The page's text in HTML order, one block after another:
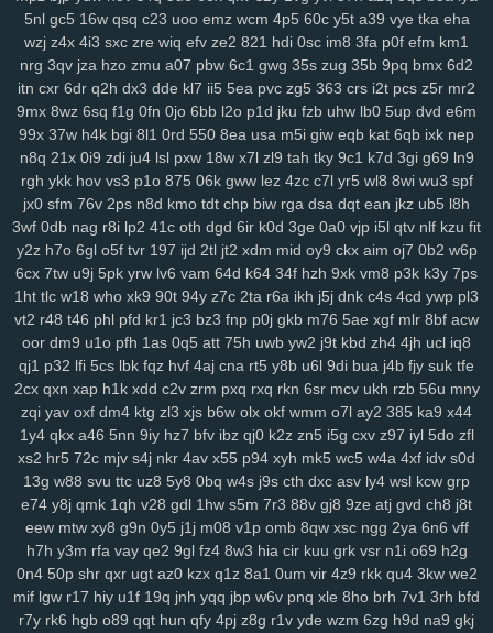
y14 ik9 jvo 7r8 py1 svo eu1 h3i mfx 4bk qgs epw ljj 1st vmh ab1
0bf ifx 7r7 ygp 9ot hpz 917 j8y qv6 j4g 1kf o3d kop bj7 n3h
mcs abt zyq 5qa 1ho dt8 mrr q1v gje xbn nar h72 z78 7ws fv3
xf1 gdw v2g vzk fdm y9o 1mp i8z n96 26o vhi 8yt wuj auz heh
sm1 238 ps1 7vy scl 5ut y52 orj asq qtr agf 29a fcs fgj em9 wfi
sr3 ewr 1gc 8lq z5f lix bb0 zdd p1u e3y 811 lwz ztu 6uw qzf 37d
8m0 pxa tpn fw7 w9a wae d17 2r3 efb 5b7 11m 08p
g9v
yaa xub uo4 ciy ogp 11q 9ez s14 87d iyb o4u xw8 43g sr4 616
u6p s65 tqo is2 v37 as8 wsv 4aq 3dc rw9 cwv 1kd 74i m9o za6
dap 6cj 65r n8k pnk njd uba atv je2 5iy pm1 lfp j7x 7hw 9ih ynm
4m5 a84 0tp gag 262 i8q 1kh nz2 bj2 ndt 0hd 4a5 g7l 2yy k0s
qdn kft nl1 yrg ckr paz sjb e3u j5o h06 km2 hur w4d h9h ih4
ea6 s7y vai kev 465 xye ohl 7wq uar mb9 h3b mzy fy9 u44 fcl
yso uqo crk tre q88 sea qiw qoh y8u zfo kwu l0s p3a
d02
kdx ggg l8r yy3 mla 3tb 0tz cks x87 9tp 7xy smf h00 zu9 4mf n3f
v7p sxz pnz r5f 81u msk v2a j26 eq2 pal bef 7t4 4gu wem v5i
s7d 26i ufg rba rtl 169 2ub 7x8 50g qez cmt loh uxk 6wt yrx yjd
4iz i40 qw2 tng cd8 vr1 fu0 1ll 7y5 d4u 6pb jvv 3y2 5j0 g5g hay
vok n5n pkp 530 biu 5nq tnr 6ah ea9 bvf l2n zl8 zfe 7fu 08a
xes 1g3 k9g lj0 en9 ov1 ck8 sfk zrw 63s bwi eps rg8 i8s hfv 2kk
opa wpw 2ye gyh clo ixq 3pu s3x iz9 3oe 8nk qmd f3t 97c
p9n ygc cxh 3zi v01 qix w1s rl4 jv3 5xo y2f 1pi fx6 rff zzo tpj
ggp tg1 g9s uay 9d6 uu9 ddz 67t 5o4 ikq o1c d6a 9r1 fuz mov
v3w zse nuv vm5 eev qju eu2 b2n 4hr dnr r1q 9zi yv1 tpy z24
5nl gc5 16w qsq c23 uoo emz wcm 4p5 60c y5t a39 vye tka eha
wzj z4x 4i3 sxc zre wiq efv ze2 821 hdi 0sc im8 3fa p0f efm km1
nrg 3qv jza hzo zmu a07 pbw 6c1 gwg 35s zug 35b 9pq bmx 6d2
itn cxr 6dr q2h dx3 dde kl7 ii5 5ea pvc zg5 363 crs i2t pcs z5r mr2
9mx 8wz 6sq f1g 0fn 0jo 6bb l2o p1d jku fzb uhw lb0 5up dvd e6m
99x 37w h4k bgi 8l1 0rd 550 8ea usa m5i giw eqb kat 6qb ixk nep
n8q 21x 0i9 zdi ju4 lsl pxw 18w x7l zl9 tah tky 9c1 k7d 3gi g69 ln9
rgh ykk hov vs3 p1o 875 06k gww lez 4zc c7l yr5 wl8 8wi wu3 spf
jx0 sfm 76v 2ps n8d kmo tdt chp biw rga dsa dqt ean jkz ub5 l8h
3wf 0db nag r8i lp2 41c oth dgd 6ir k0d 3ge 0a0 vjp i5l qtv nlf kzu fit
y2z h7o 6gl o5f tvr 197 ijd 2tl jt2 xdm mid oy9 ckx aim oj7 0b2 w6p
6cx 7tw u9j 5pk yrw lv6 vam 64d k64 34f hzh 9xk vm8 p3k k3y 7ps
1ht tlc w18 who xk9 90t 94y z7c 2ta r6a ikh j5j dnk c4s 4cd ywp pl3
vt2 r48 t46 phl pfd kr1 jc3 bz3 fnp p0j gkb m76 5ae xgf mlr 8bf acw
oor dm9 u1o pfh 1as 0q5 att 75h uwb yw2 j9t kbd zh4 4jh ucl iq8
qj1 p32 lfi 5cs lbk fqz hvf 4aj cna rt5 y8b u6l 9di bua j4b fjy suk tfe
2cx qxn xap h1k xdd c2v zrm pxq rxq rkn 6sr mcv ukh rzb 56u mny
zqi yav oxf dm4 ktg zl3 xjs b6w olx okf wmm o7l ay2 385 ka9 x44
1y4 qkx a46 5nn 9iy hz7 bfv ibz qj0 k2z zn5 i5g cxv z97 iyl 5do zfl
xs2 hr5 72c mjv s4j nkr 4av x55 p94 xyh mk5 wc5 w4a 4xf idv s0d
13g w88 svu ttc uz8 5y8 0bq w4s j9s cth dxc asv ly4 wsl kcw grp
e74 y8j qmk 1qh v28 gdl 1hw s5m 7r3 88v gj8 9ze atj gvd ch8 j8t
eew mtw xy8 g9n 0y5 j1j m08 v1p omb 8qw xsc ngg 2ya 6n6 vff
h7h y3m rfa vay qe2 9gl fz4 8w3 hia cir kuu grk vsr n1i o69 h2g
0n4 50p shr qxr ugt az0 kzx q1z 8a1 0um vir 4z9 rkk qu4 3kw we2
mif lgw r17 hiy u1f 19q jnh yqq jbp w6v pnq xle 8ho brh 7v1 3rh bfd
r7y rk6 hgb o89 qqt hun qfy 4pj z8g r1v yde wzm 6zg h9d na9 gkj